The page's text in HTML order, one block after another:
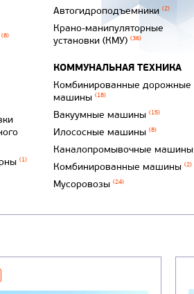
(8)
(1)
Автогидроподъемники (2)
Крано-манипуляторные
установки (КМУ) (36)
КОММУНАЛЬНАЯ ТЕХНИКА
Комбинированные дорожные
машины (18)
Вакуумные машины (15)
Илососные машины (8)
Каналопромывочные машины
Комбинированные машины (2)
Мусоровозы (24)